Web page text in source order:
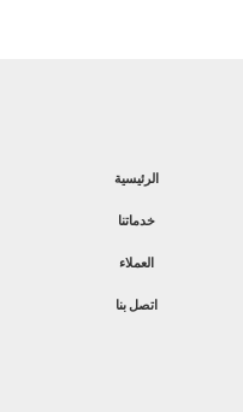
الرئيسية
خدماتنا
العملاء
اتصل بنا